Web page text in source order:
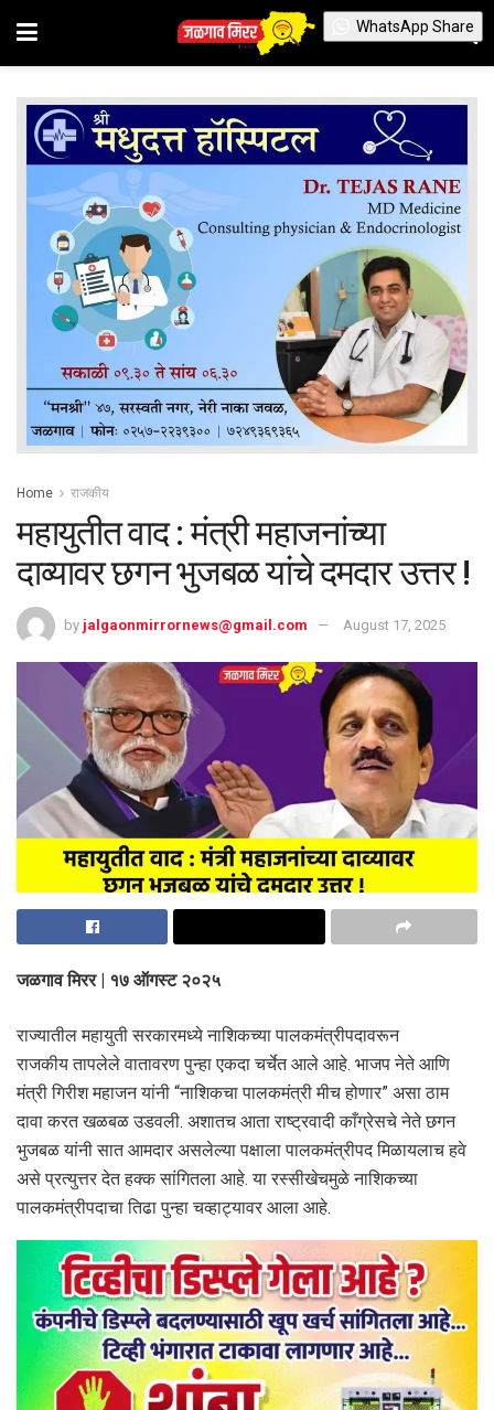
Home राजकीय
महायुतीत वाद : मंत्री महाजनांच्या
दाव्यावर छगन भुजबळ यांचे दमदार उत्तर !
by jalgaonmirrornews@gmail.com August 17, 2025
जळगाव मिरर | १७ ऑगस्ट २०२५
राज्यातील महायुती सरकारमध्ये नाशिकच्या पालकमंत्रीपदावरून
राजकीय तापलेले वातावरण पुन्हा एकदा चर्चेत आले आहे. भाजप नेते आणि
मंत्री गिरीश महाजन यांनी “नाशिकचा पालकमंत्री मीच होणार” असा ठाम
दावा करत खळबळ उडवली. अशातच आता राष्ट्रवादी काँग्रेसचे नेते छगन
भुजबळ यांनी सात आमदार असलेल्या पक्षाला पालकमंत्रीपद मिळायलाच हवे
असे प्रत्युत्तर देत हक्क सांगितला आहे. या रस्सीखेचमुळे नाशिकच्या
पालकमंत्रीपदाचा तिढा पुन्हा चव्हाट्यावर आला आहे.
WhatsApp Share